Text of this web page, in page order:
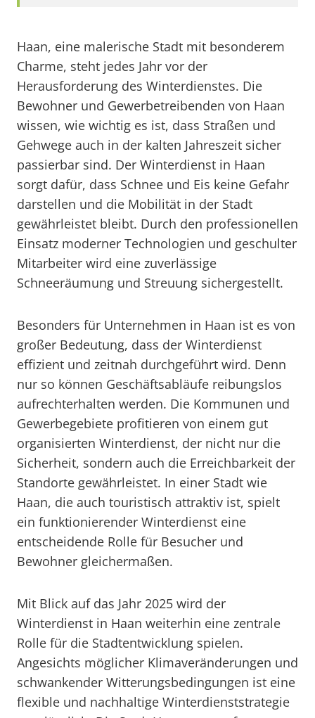
Haan, eine malerische Stadt mit besonderem
Charme, steht jedes Jahr vor der
Herausforderung des Winterdienstes. Die
Bewohner und Gewerbetreibenden von Haan
wissen, wie wichtig es ist, dass Straßen und
Gehwege auch in der kalten Jahreszeit sicher
passierbar sind. Der Winterdienst in Haan
sorgt dafür, dass Schnee und Eis keine Gefahr
darstellen und die Mobilität in der Stadt
gewährleistet bleibt. Durch den professionellen
Einsatz moderner Technologien und geschulter
Mitarbeiter wird eine zuverlässige
Schneeräumung und Streuung sichergestellt.
Besonders für Unternehmen in Haan ist es von
großer Bedeutung, dass der Winterdienst
effizient und zeitnah durchgeführt wird. Denn
nur so können Geschäftsabläufe reibungslos
aufrechterhalten werden. Die Kommunen und
Gewerbegebiete profitieren von einem gut
organisierten Winterdienst, der nicht nur die
Sicherheit, sondern auch die Erreichbarkeit der
Standorte gewährleistet. In einer Stadt wie
Haan, die auch touristisch attraktiv ist, spielt
ein funktionierender Winterdienst eine
entscheidende Rolle für Besucher und
Bewohner gleichermaßen.
Mit Blick auf das Jahr 2025 wird der
Winterdienst in Haan weiterhin eine zentrale
Rolle für die Stadtentwicklung spielen.
Angesichts möglicher Klimaveränderungen und
schwankender Witterungsbedingungen ist eine
flexible und nachhaltige Winterdienststrategie